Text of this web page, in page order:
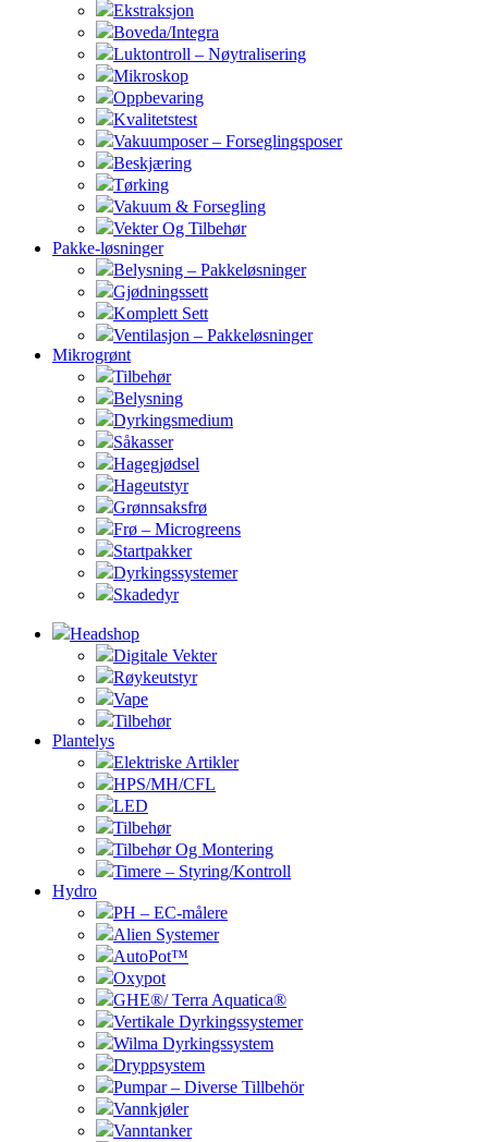
Ekstraksjon
Boveda/Integra
Luktontroll – Nøytralisering
Mikroskop
Oppbevaring
Kvalitetstest
Vakuumposer – Forseglingsposer
Beskjæring
Tørking
Vakuum & Forsegling
Vekter Og Tilbehør
Pakke-løsninger
Belysning – Pakkeløsninger
Gjødningssett
Komplett Sett
Ventilasjon – Pakkeløsninger
Mikrogrønt
Tilbehør
Belysning
Dyrkingsmedium
Såkasser
Hagegjødsel
Hageutstyr
Grønnsaksfrø
Frø – Microgreens
Startpakker
Dyrkingssystemer
Skadedyr
Headshop
Digitale Vekter
Røykeutstyr
Vape
Tilbehør
Plantelys
Elektriske Artikler
HPS/MH/CFL
LED
Tilbehør
Tilbehør Og Montering
Timere – Styring/Kontroll
Hydro
PH – EC-målere
Alien Systemer
AutoPot™
Oxypot
GHE®/ Terra Aquatica®
Vertikale Dyrkingssystemer
Wilma Dyrkingssystem
Dryppsystem
Pumpar – Diverse Tillbehör
Vannkjøler
Vanntanker